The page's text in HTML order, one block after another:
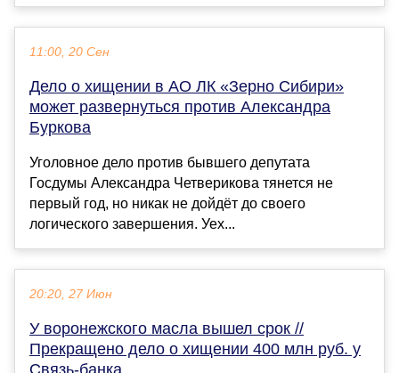
11:00, 20 Сен
Дело о хищении в АО ЛК «Зерно Сибири»
может развернуться против Александра
Буркова
Уголовное дело против бывшего депутата
Госдумы Александра Четверикова тянется не
первый год, но никак не дойдёт до своего
логического завершения. Уех...
20:20, 27 Июн
У воронежского масла вышел срок //
Прекращено дело о хищении 400 млн руб. у
Связь-банка